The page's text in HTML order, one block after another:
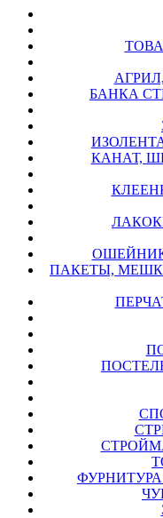
БАНКА
КАНАТ,
ПАКЕТЫ,
ФУРНИТУРА